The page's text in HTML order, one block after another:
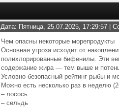
Дата: Пятница, 25.07.2025, 17:29:57 |
Чем опасны некоторые морепродукты
Основная угроза исходит от
полихлорированные бифенилы. Эти
содержание жира — тем выше и
Условно безопасный рейтинг рыбы и
Можно есть несколько раз в неделю
– лосось
– сельдь